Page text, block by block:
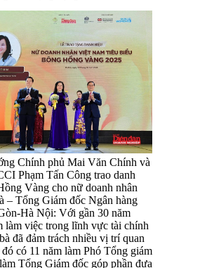
Chính phủ Mai Văn Chính và
Phạm Tấn Công trao danh
Vàng cho nữ doanh nhân
– Tổng Giám đốc Ngân hàng
Hà Nội: Với gần 30 năm
làm việc trong lĩnh vực tài chính
đã đảm trách nhiều vị trí quan
có 11 năm làm Phó Tổng giám
Tổng Giám đốc góp phần đưa